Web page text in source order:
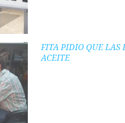
FITA PIDIO QUE LAS
ACEITE